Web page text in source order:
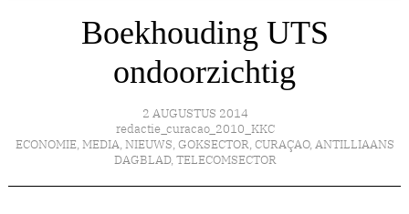
Boekhouding UTS
ondoorzichtig
2 AUGUSTUS 2014
redactie_curacao_2010_KKC
ECONOMIE, MEDIA, NIEUWS, GOKSECTOR, CURAÇAO, ANTILLIAANS
DAGBLAD, TELECOMSECTOR